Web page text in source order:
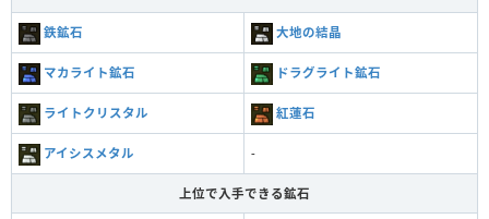
鉄鉱石 大地の結晶
マカライト鉱石 ドラグライト鉱石
ライトクリスタル 紅蓮石
アイシスメタル -
上位で入手できる鉱石